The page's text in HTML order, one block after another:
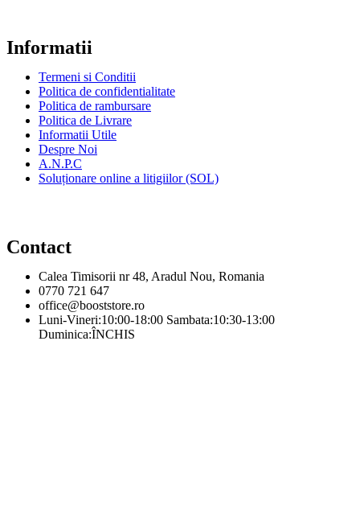
Informatii
Termeni si Conditii
Politica de confidentialitate
Politica de rambursare
Politica de Livrare
Informatii Utile
Despre Noi
A.N.P.C
Soluționare online a litigiilor (SOL)
Contact
Calea Timisorii nr 48, Aradul Nou, Romania
0770 721 647
office@booststore.ro
Luni-Vineri:10:00-18:00 Sambata:10:30-13:00
Duminica:ÎNCHIS